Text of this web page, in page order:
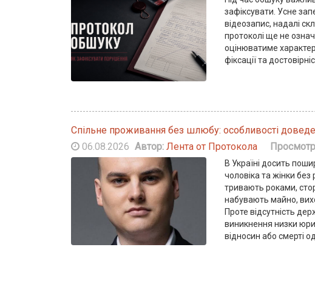
зафіксувати. Усне
відеозапис, надалі
протоколі ще не
оцінюватиме
фіксації та
Спільне проживання без шлюбу: особливості
06.08.2026 Автор: Лента от Протокола
В Україні досить
чоловіка та жінки без
тривають роками,
набувають майно,
Проте відсутність
виникнення низки
відносин або смерті
2024-01-14
Таблица ставок судебного сбора на 2024
год - уже готовые суммы, расчеты,
шаблоны заявлений